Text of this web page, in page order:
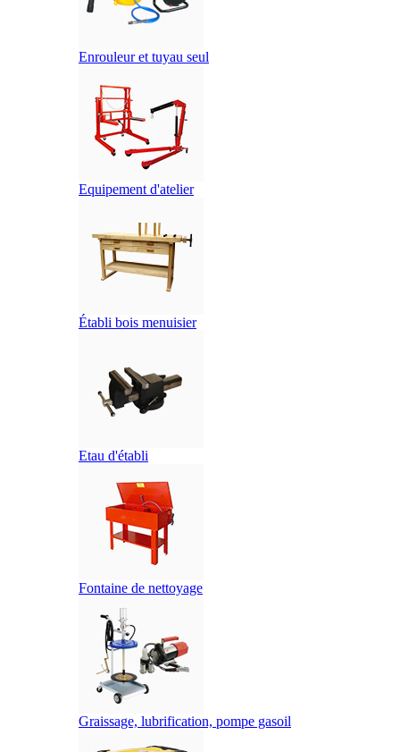
Enrouleur et tuyau seul
Equipement d'atelier
Établi bois menuisier
Etau d'établi
Fontaine de nettoyage
Graissage, lubrification, pompe gasoil